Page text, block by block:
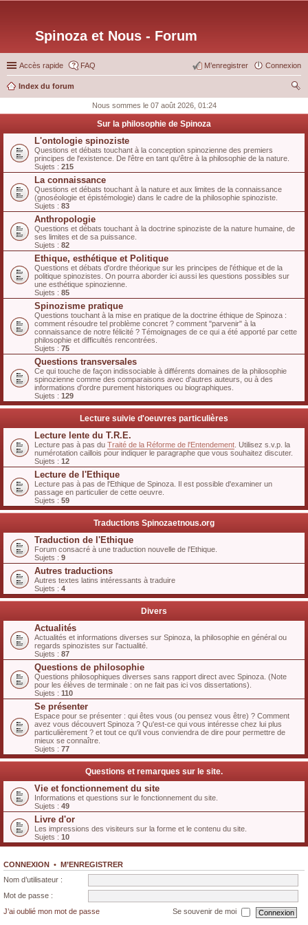
Spinoza et Nous - Forum
Accès rapide FAQ Connexion
M’enregistrer
Index du forum
ch
Nous sommes le 07 août 2026, 01:24
Sur la philosophie de Spinoza
L'ontologie spinoziste
Questions et débats touchant à la conception spinozienne des premiers
principes de l'existence. De l'être en tant qu'être à la philosophie de la nature.
Sujets : 215
La connaissance
Questions et débats touchant à la nature et aux limites de la connaissance
(gnoséologie et épistémologie) dans le cadre de la philosophie spinoziste.
Sujets : 83
Anthropologie
Questions et débats touchant à la doctrine spinoziste de la nature humaine, de
ses limites et de sa puissance.
Sujets : 82
Ethique, esthétique et Politique
Questions et débats d'ordre théorique sur les principes de l'éthique et de la
politique spinozistes. On pourra aborder ici aussi les questions possibles sur
une esthétique spinozienne.
Sujets : 85
Spinozisme pratique
Questions touchant à la mise en pratique de la doctrine éthique de Spinoza :
comment résoudre tel problème concret ? comment "parvenir" à la
connaissance de notre félicité ? Témoignages de ce qui a été apporté par cette
philosophie et difficultés rencontrées.
Sujets : 75
Questions transversales
Ce qui touche de façon indissociable à différents domaines de la philosophie
spinozienne comme des comparaisons avec d'autres auteurs, ou à des
informations d'ordre purement historiques ou biographiques.
Sujets : 129
Lecture suivie d'oeuvres particulières
Lecture lente du T.R.E.
Lecture pas à pas du Traité de la Réforme de l'Entendement . Utilisez s.v.p. la
numérotation caillois pour indiquer le paragraphe que vous souhaitez discuter.
Sujets : 12
Lecture de l'Ethique
Lecture pas à pas de l'Ethique de Spinoza. Il est possible d'examiner un
passage en particulier de cette oeuvre.
Sujets : 59
Traductions Spinozaetnous.org
Traduction de l'Ethique
Forum consacré à une traduction nouvelle de l'Ethique.
Sujets : 9
Autres traductions
Autres textes latins intéressants à traduire
Sujets : 4
Divers
Actualités
Actualités et informations diverses sur Spinoza, la philosophie en général ou
regards spinozistes sur l'actualité.
Sujets : 87
Questions de philosophie
Questions philosophiques diverses sans rapport direct avec Spinoza. (Note
pour les élèves de terminale : on ne fait pas ici vos dissertations).
Sujets : 110
Se présenter
Espace pour se présenter : qui êtes vous (ou pensez vous être) ? Comment
avez vous découvert Spinoza ? Qu'est-ce qui vous intéresse chez lui plus
particulièrement ? et tout ce qu'il vous conviendra de dire pour permettre de
mieux se connaître.
Sujets : 77
Questions et remarques sur le site.
Vie et fonctionnement du site
Informations et questions sur le fonctionnement du site.
Sujets : 49
Livre d'or
Les impressions des visiteurs sur la forme et le contenu du site.
Sujets : 10
CONNEXION • M’ENREGISTRER
Nom d’utilisateur :
Mot de passe :
J’ai oublié mon mot de passe
Se souvenir de moi